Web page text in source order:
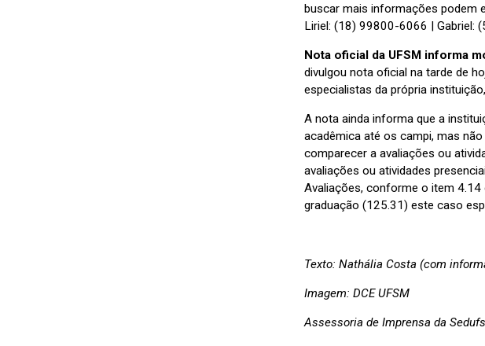
buscar mais informações podem
Liriel: (18) 99800-6066 |
Nota oficial da UFSM informa
divulgou nota oficial na tarde de
especialistas da própria
A nota ainda informa que a
acadêmica até os campi, mas
comparecer a avaliações ou
avaliações ou atividades
Avaliações, conforme o item 4.14
graduação (125.31) este caso
Texto: Nathália Costa (com
Imagem: DCE UFSM
Assessoria de Imprensa da